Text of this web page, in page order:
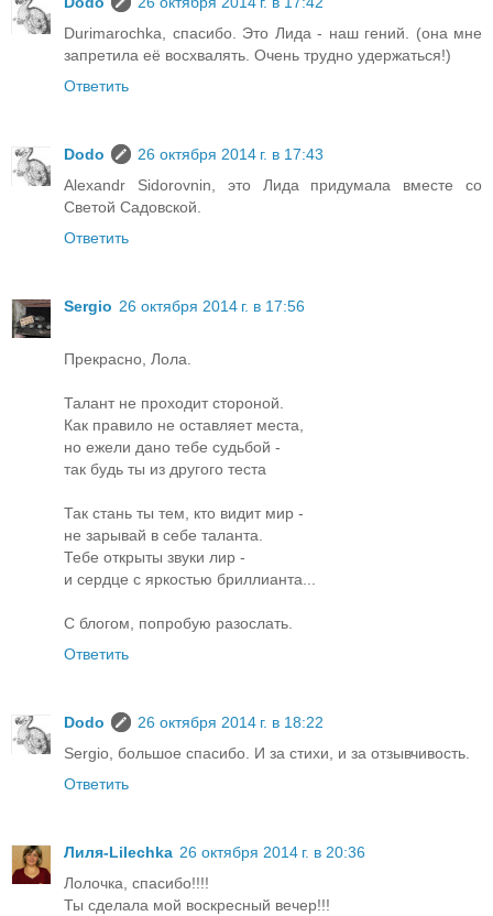
Durimarochka, спасибо. Это Лида - наш гений. (она мне
запретила её восхвалять. Очень трудно удержаться!)
Ответить
Dodo
26 октября 2014 г. в 17:43
Alexandr Sidorovnin, это Лида придумала вместе со
Светой Садовской.
Ответить
Sergio 26 октября 2014 г. в 17:56
Прекрасно, Лола.
Талант не проходит стороной.
Как правило не оставляет места,
но ежели дано тебе судьбой -
так будь ты из другого теста
Так стань ты тем, кто видит мир -
не зарывай в себе таланта.
Тебе открыты звуки лир -
и сердце с яркостью бриллианта...
С блогом, попробую разослать.
Ответить
Dodo
26 октября 2014 г. в 18:22
Sergio, большое спасибо. И за стихи, и за отзывчивость.
Ответить
Лиля-Lilechka 26 октября 2014 г. в 20:36
Лолочка, спасибо!!!!
Ты сделала мой воскресный вечер!!!